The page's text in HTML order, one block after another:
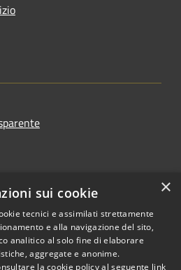
Copyright © 2026 • Comune di
×
sui cookie
tecnici e assimilati strettamente
e alla navigazione del sito,
analitico al solo fine di elaborare
aggregate e anonime.
la cookie policy al seguente link